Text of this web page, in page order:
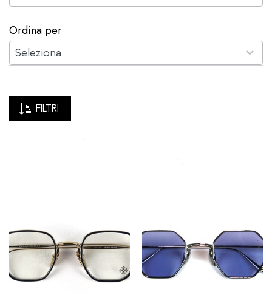
Ordina per
Seleziona
2
results
available
FILTRI